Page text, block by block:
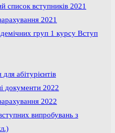
список вступників 2021
2021
груп 1 курсу Вступ
абітурієнтів
документи 2022
2022
випробувань з